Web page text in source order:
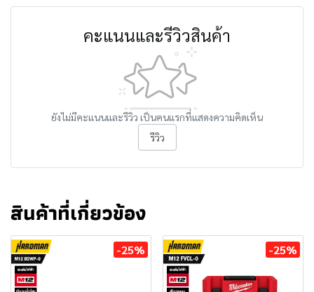
คะแนนและรีวิวสินค้า
ยังไม่มีคะแนนและรีวิว เป็นคนแรกที่แสดงความคิดเห็น
รีวิว
สินค้าที่เกี่ยวข้อง
-25% -25%